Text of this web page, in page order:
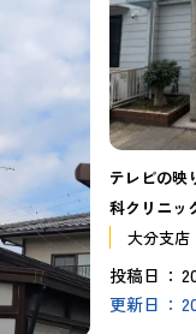
テレビの映
科クリニッ
大分支店
投稿日
更新日